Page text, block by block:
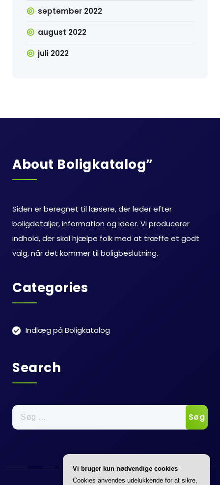
september 2022
august 2022
juli 2022
About Boligkatalog”
Siden er beregnet til læsere, der leder efter
boligdetaljer, information og ideer. Vi producerer
indhold, der skal hjælpe folk med at træffe et godt
valg, når det kommer til boligbeslutning.
Categories
Indlæg på Boligkatalog
Search
Søg
efter:
Annonce
Vi bruger kun nødvendige cookies
Cookies anvendes udelukkende for at sikre,